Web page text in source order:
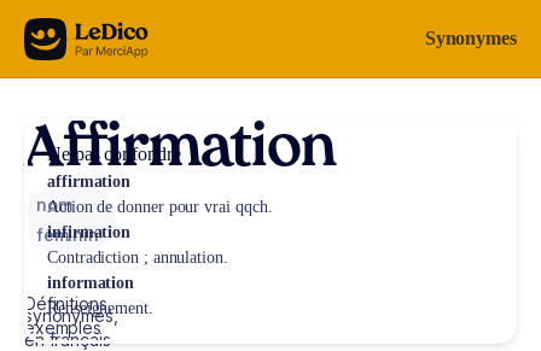
Aller au contenu Synonymes
Affirmation
nom
féminin
Définitions,
synonymes,
exemples
en français
Ne pas confondre
affirmation
Action de donner pour vrai qqch.
infirmation
Contradiction ; annulation.
information
Renseignement.